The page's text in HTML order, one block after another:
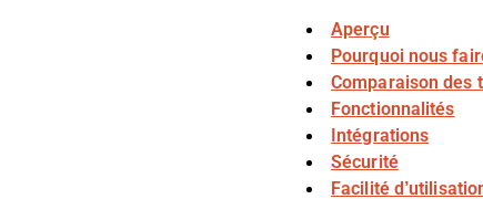
Aperçu
Pourquoi nous
Comparaison des
Fonctionnalités
Intégrations
Sécurité
Facilité